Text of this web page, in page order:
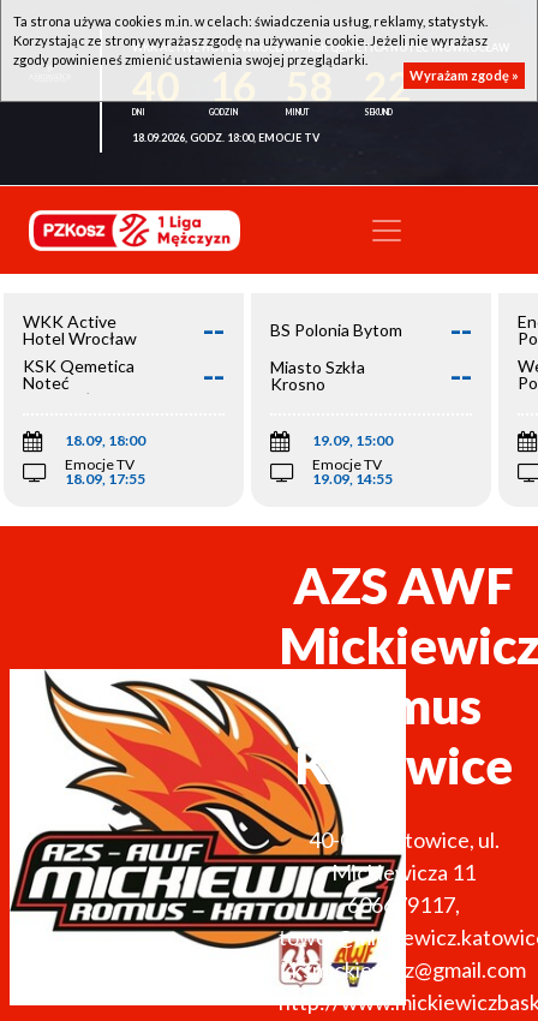
WKK ACTIVE HOTEL WROCŁAW - KSK QEMETICA NOTEĆ INOWROCŁAW
22
18.09.2026, GODZ. 18:00, EMOCJE TV
WKK Active
Hotel Wrocław
--
KSK Qemetica
Noteć
Inowrocław
--
18.09, 18:00
Emocje TV
18.09, 17:55
BS Polonia Bytom --
Miasto Szkła
Krosno
--
19.09, 15:00
Emocje TV
19.09, 14:55
AZS AWF
Romus
Katowice
40-092 Katowice, ul.
Mickiewicza 11
606679117,
kksmickiewicz@gmail.com
http://
Ta strona używa cookies m.in. w celach: świadczenia usług, reklamy, statystyk.
Korzystając ze strony wyrażasz zgodę na używanie cookie. Jeżeli nie wyrażasz
zgody powinieneś zmienić ustawienia swojej przeglądarki.
Wyrażam zgodę »